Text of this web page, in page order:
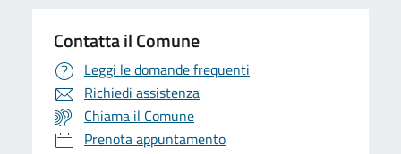
Contatta il Comune
Leggi le domande frequenti
Richiedi assistenza
Chiama il Comune
Prenota appuntamento